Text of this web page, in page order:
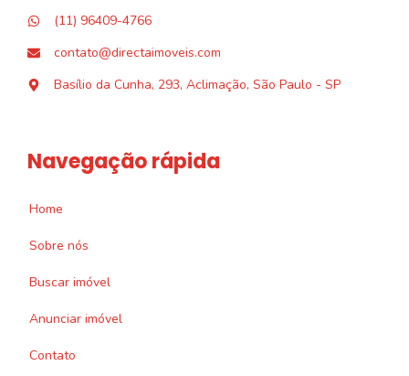
(11) 96409-4766
contato@directaimoveis.com
Basílio da Cunha, 293, Aclimação, São Paulo - SP
Navegação rápida
Home
Sobre nós
Buscar imóvel
Anunciar imóvel
Contato